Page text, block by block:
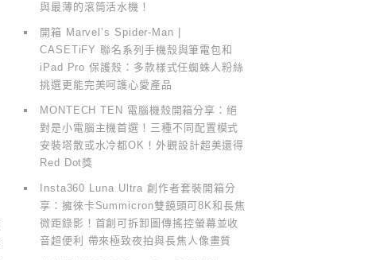
與最薄的滾筒活水機！
開箱 Marvel’s Spider-Man |
CASETiFY 聯名系列手機殼與筆電包和
iPad Pro 保護殼：多款樣式任蜘蛛人粉絲
挑選更能完美呵護心愛產品
MONTECH TEN 電腦機殼開箱分享：絕
對是小電腦主機首選！三種不同配置模式
安裝塔散或水冷都OK！外觀設計超美還得
Red Dot獎
Insta360 Luna Ultra 創作者套裝開箱分
享：擁徠卡Summicron雙鏡頭可8K和長焦
微距錄影！首創可拆卸圖傳搖控螢幕並收
音超便利 帶來極致夜拍與長焦人像畫質